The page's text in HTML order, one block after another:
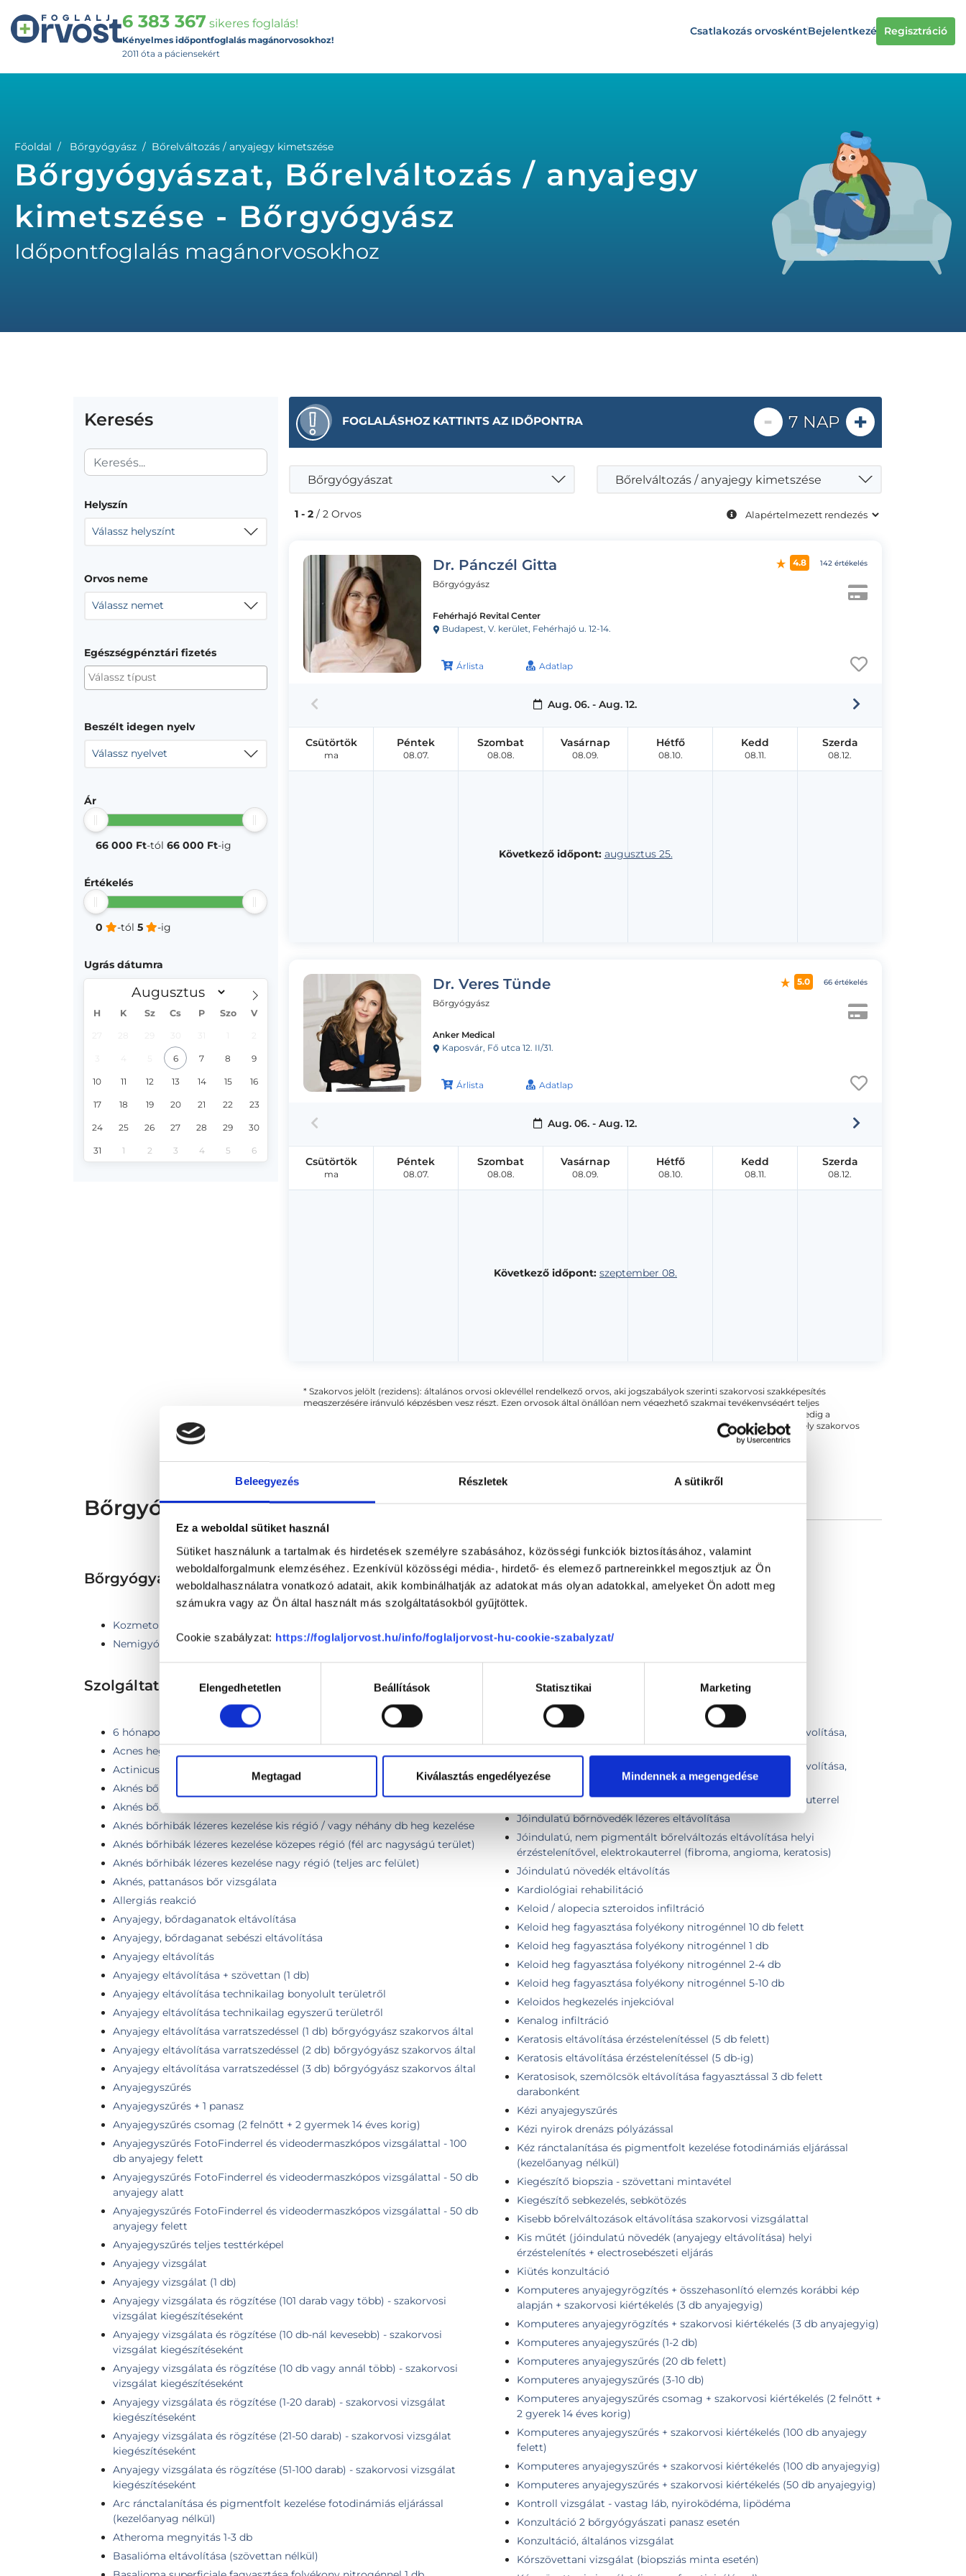
Beleegyezés Részletek A sütikről
Ez a weboldal sütiket használ
Sütiket használunk a tartalmak és hirdetések személyre szabásához, közösségi funkciók biztosításához, valamint
weboldalforgalmunk elemzéséhez. Ezenkívül közösségi média-, hirdető- és elemező partnereinkkel megosztjuk az Ön
weboldalhasználatra vonatkozó adatait, akik kombinálhatják az adatokat más olyan adatokkal, amelyeket Ön adott meg
számukra vagy az Ön által használt más szolgáltatásokból gyűjtöttek.
Cookie szabályzat: https://foglaljorvost.hu/info/foglaljorvost-hu-cookie-szabalyzat/
kiválasztásaElengedhetetlen Beállítások Statisztikai Marketing
Megtagad Kiválasztás engedélyezése Mindennek a megengedése
6 383 367 sikeres foglalás!
Kényelmes időpontfoglalás magánorvosokhoz!
2011 óta a páciensekért
Csatlakozás orvoskéntBejelentkezés Regisztráció
Főoldal Bőrgyógyász Bőrelváltozás / anyajegy kimetszése
Bőrgyógyászat, Bőrelváltozás / anyajegy
kimetszése - Bőrgyógyász
Időpontfoglalás magánorvosokhoz
Keresés
Helyszín
Válassz helyszínt
Orvos neme
Válassz nemet
Egészségpénztári fizetés
Beszélt idegen nyelv
Válassz nyelvet
Ár
66 000 Ft-tól 66 000 Ft-ig
Értékelés
0 -tól 5 -ig
Ugrás dátumra
H K Sz Cs P Szo V
6 7 8 9
10 11 12 13 14 15 16
17 18 19 20 21 22 23
24 25 26 27 28 29 30
31 1 2 3 4 5 6
FOGLALÁSHOZ KATTINTS AZ IDŐPONTRA - 7 NAP +
Bőrgyógyászat Bőrelváltozás / anyajegy kimetszése
1 - 2 / 2 Orvos
Dr. Pánczél Gitta
Bőrgyógyász
Fehérhajó Revital Center
Budapest, V. kerület, Fehérhajó u. 12-14.
Árlista Adatlap
4.8 142 értékelés
Aug. 06. - Aug. 12.
Következő időpont: augusztus 25.
Csütörtök
ma
Péntek
08.07.
Szombat
08.08.
Vasárnap
08.09.
Hétfő
08.10.
Kedd
08.11.
Szerda
08.12.
Dr. Veres Tünde
Bőrgyógyász
Anker Medical
Kaposvár, Fő utca 12. II/31.
Árlista Adatlap
5.0 66 értékelés
Aug. 06. - Aug. 12.
Következő időpont: szeptember 08.
Csütörtök
ma
Péntek
08.07.
Szombat
08.08.
Vasárnap
08.09.
Hétfő
08.10.
Kedd
08.11.
Szerda
08.12.
* Szakorvos jelölt (rezidens): általános orvosi oklevéllel rendelkező orvos, aki jogszabályok szerinti szakorvosi szakképesítés
megszerzésére irányuló képzésben vesz részt. Ezen orvosok által önállóan nem végezhető szakmai tevékenységért teljes
felelősséggel tartozik és azt közvetlenül felügyeli az egészségügyi szolgáltató szakorvosa az első részvizsgáig, utána pedig a
szakorvosjelölt önállóan láthat el feladatokat. A foglaljorvost.hu felelősségét kizárja esetleges névazonosságért bármely szakorvos
Bőrgyógyász - Bőrgyógyászat
Bőrgyógyászat TERÜLETHEZ KAPCSOLÓDÓ SZAKTERÜLETEK
Kozmetológia
Nemigyógyászat
Szolgáltatások
6 hónapon belüli FotoFinder kontroll (1-3 db anyajegy esetén)
Acnes hegek kezelése pikoszekundumos lézerrel
Actinicus keratosis fagyasztása folyékony nitrogénnel 1 db.
Aknés bőr
Aknés bőrhibák lézeres kezelése
Aknés bőrhibák lézeres kezelése kis régió / vagy néhány db heg kezelése
Aknés bőrhibák lézeres kezelése közepes régió (fél arc nagyságú terület)
Aknés bőrhibák lézeres kezelése nagy régió (teljes arc felület)
Aknés, pattanásos bőr vizsgálata
Allergiás reakció
Anyajegy, bőrdaganatok eltávolítása
Anyajegy, bőrdaganat sebészi eltávolítása
Anyajegy eltávolítás
Anyajegy eltávolítása + szövettan (1 db)
Anyajegy eltávolítása technikailag bonyolult területről
Anyajegy eltávolítása technikailag egyszerű területről
Anyajegy eltávolítása varratszedéssel (1 db) bőrgyógyász szakorvos által
Anyajegy eltávolítása varratszedéssel (2 db) bőrgyógyász szakorvos által
Anyajegy eltávolítása varratszedéssel (3 db) bőrgyógyász szakorvos által
Anyajegyszűrés
Anyajegyszűrés + 1 panasz
Anyajegyszűrés csomag (2 felnőtt + 2 gyermek 14 éves korig)
Anyajegyszűrés FotoFinderrel és videodermaszkópos vizsgálattal - 100
db anyajegy felett
Anyajegyszűrés FotoFinderrel és videodermaszkópos vizsgálattal - 50 db
anyajegy alatt
Anyajegyszűrés FotoFinderrel és videodermaszkópos vizsgálattal - 50 db
anyajegy felett
Anyajegyszűrés teljes testtérképel
Anyajegy vizsgálat
Anyajegy vizsgálat (1 db)
Anyajegy vizsgálata és rögzítése (101 darab vagy több) - szakorvosi
vizsgálat kiegészítéseként
Anyajegy vizsgálata és rögzítése (10 db-nál kevesebb) - szakorvosi
vizsgálat kiegészítéseként
Anyajegy vizsgálata és rögzítése (10 db vagy annál több) - szakorvosi
vizsgálat kiegészítéseként
Anyajegy vizsgálata és rögzítése (1-20 darab) - szakorvosi vizsgálat
kiegészítéseként
Anyajegy vizsgálata és rögzítése (21-50 darab) - szakorvosi vizsgálat
kiegészítéseként
Anyajegy vizsgálata és rögzítése (51-100 darab) - szakorvosi vizsgálat
kiegészítéseként
Arc ránctalanítása és pigmentfolt kezelése fotodinámiás eljárással
(kezelőanyag nélkül)
Atheroma megnyitás 1-3 db
Basalióma eltávolítása (szövettan nélkül)
Jóindulatú bőrelváltozások, fibromák elektrocauteres eltávolítása,
érzéstelenítés, Lidocain, 2-4 db
Jóindulatú bőrelváltozások, fibromák elektrocauteres eltávolítása,
érzéstelenítés, Lidocain, 5-10 db
Jóindulatú bőrnövedék eltávolítása shave technikával / kauterrel
Jóindulatú bőrnövedék lézeres eltávolítása
Jóindulatú, nem pigmentált bőrelváltozás eltávolítása helyi
érzéstelenítővel, elektrokauterrel (fibroma, angioma, keratosis)
Jóindulatú növedék eltávolítás
Kardiológiai rehabilitáció
Keloid / alopecia szteroidos infiltráció
Keloid heg fagyasztása folyékony nitrogénnel 10 db felett
Keloid heg fagyasztása folyékony nitrogénnel 1 db
Keloid heg fagyasztása folyékony nitrogénnel 2-4 db
Keloid heg fagyasztása folyékony nitrogénnel 5-10 db
Keloidos hegkezelés injekcióval
Kenalog infiltráció
Keratosis eltávolítása érzéstelenítéssel (5 db felett)
Keratosis eltávolítása érzéstelenítéssel (5 db-ig)
Keratosisok, szemölcsök eltávolítása fagyasztással 3 db felett
darabonként
Kézi anyajegyszűrés
Kézi nyirok drenázs pólyázással
Kéz ránctalanítása és pigmentfolt kezelése fotodinámiás eljárással
(kezelőanyag nélkül)
Kiegészítő biopszia - szövettani mintavétel
Kiegészítő sebkezelés, sebkötözés
Kisebb bőrelváltozások eltávolítása szakorvosi vizsgálattal
Kis műtét (jóindulatú növedék (anyajegy eltávolítása) helyi
érzéstelenítés + electrosebészeti eljárás
Kiütés konzultáció
Komputeres anyajegyrögzítés + összehasonlító elemzés korábbi kép
alapján + szakorvosi kiértékelés (3 db anyajegyig)
Komputeres anyajegyrögzítés + szakorvosi kiértékelés (3 db anyajegyig)
Komputeres anyajegyszűrés (1-2 db)
Komputeres anyajegyszűrés (20 db felett)
Komputeres anyajegyszűrés (3-10 db)
Komputeres anyajegyszűrés csomag + szakorvosi kiértékelés (2 felnőtt +
2 gyerek 14 éves korig)
Komputeres anyajegyszűrés + szakorvosi kiértékelés (100 db anyajegy
felett)
Komputeres anyajegyszűrés + szakorvosi kiértékelés (100 db anyajegyig)
Komputeres anyajegyszűrés + szakorvosi kiértékelés (50 db anyajegyig)
Kontroll vizsgálat - vastag láb, nyiroködéma, lipödéma
Konzultáció 2 bőrgyógyászati panasz esetén
Konzultáció, általános vizsgálat
Kórszövettani vizsgálat (biopsziás minta esetén)